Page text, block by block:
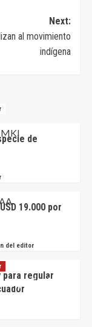
Next:
al movimiento
indígena
de
19.000 por
del editor
regular
especie de